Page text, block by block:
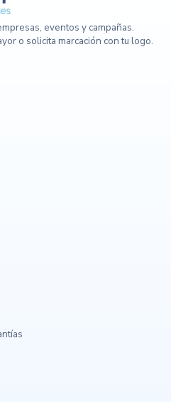
eventos y campañas.
o solicita marcación con tu logo.